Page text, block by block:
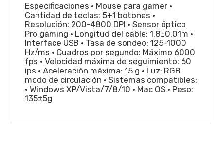
Especificaciones • Mouse para gamer •
Cantidad de teclas: 5+1 botones •
Resolución: 200-4800 DPI • Sensor óptico
Pro gaming • Longitud del cable: 1.8±0.01m •
Interface USB • Tasa de sondeo: 125-1000
Hz/ms • Cuadros por segundo: Máximo 6000
fps • Velocidad máxima de seguimiento: 60
ips • Aceleración máxima: 15 g • Luz: RGB
modo de circulación • Sistemas compatibles:
• Windows XP/Vista/7/8/10 • Mac OS • Peso:
135±5g